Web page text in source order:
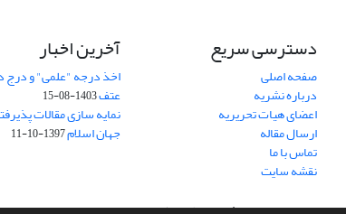
دسترسی سریع
صفحه اصلی
درباره نشریه
اعضای هیات تحریریه
ارسال مقاله
تماس با ما
نقشه سایت
آخرین اخبار
اخذ درجه "علمی" و
عتف1403-08-15
نمایه سازی مقالات
جهان اسلام1397-10-11